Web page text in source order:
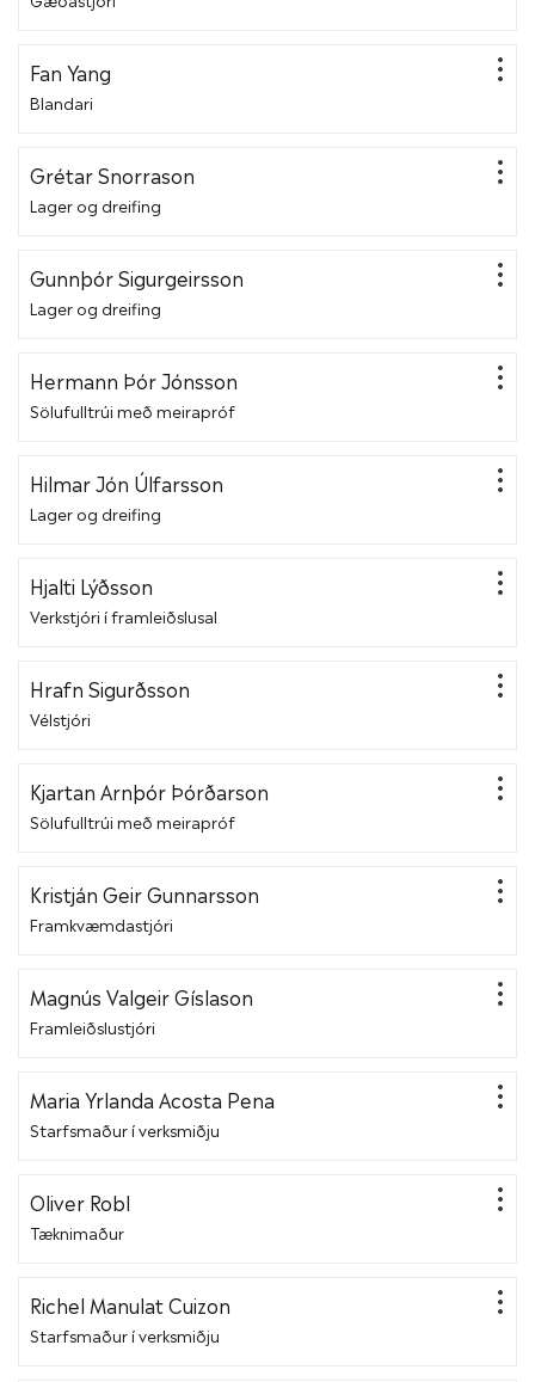
Fan Yang
Blandari
Grétar Snorrason
Lager og dreifing
Gunnþór Sigurgeirsson
Lager og dreifing
Hermann Þór Jónsson
Sölufulltrúi með meirapróf
Hilmar Jón Úlfarsson
Lager og dreifing
Hjalti Lýðsson
Verkstjóri í framleiðslusal
Hrafn Sigurðsson
Vélstjóri
Kjartan Arnþór Þórðarson
Sölufulltrúi með meirapróf
Kristján Geir Gunnarsson
Framkvæmdastjóri
Magnús Valgeir Gíslason
Framleiðslustjóri
Maria Yrlanda Acosta Pena
Starfsmaður í verksmiðju
Oliver Robl
Tæknimaður
Richel Manulat Cuizon
Starfsmaður í verksmiðju